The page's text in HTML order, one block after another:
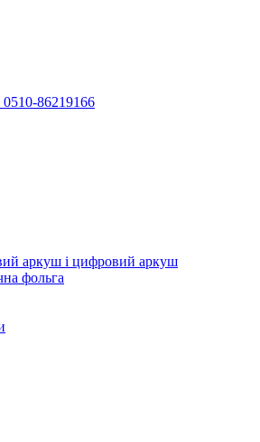
86219166
аркуш і цифровий аркуш
фольга